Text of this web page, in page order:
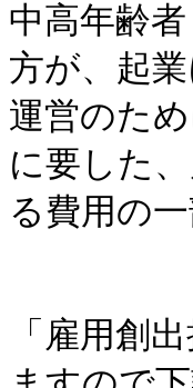
中高年齢
方が、起
運営のた
に要した
る費用の
「雇用創